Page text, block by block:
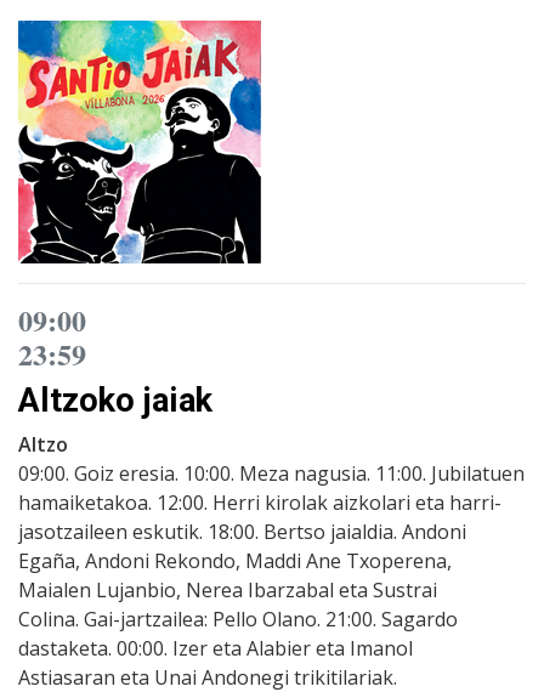
09:00
23:59
Altzoko jaiak
Altzo
09:00. Goiz eresia. 10:00. Meza nagusia. 11:00. Jubilatuen
hamaiketakoa. 12:00. Herri kirolak aizkolari eta harri-
jasotzaileen eskutik. 18:00. Bertso jaialdia. Andoni
Egaña, Andoni Rekondo, Maddi Ane Txoperena,
Maialen Lujanbio, Nerea Ibarzabal eta Sustrai
Colina. Gai-jartzailea: Pello Olano. 21:00. Sagardo
dastaketa. 00:00. Izer eta Alabier eta Imanol
Astiasaran eta Unai Andonegi trikitilariak.